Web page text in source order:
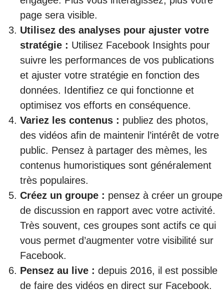
page sera visible.
Utilisez des analyses pour ajuster votre
stratégie : Utilisez Facebook Insights pour
suivre les performances de vos publications
et ajuster votre stratégie en fonction des
données. Identifiez ce qui fonctionne et
optimisez vos efforts en conséquence.
Variez les contenus : publiez des photos,
des vidéos afin de maintenir l’intérêt de votre
public. Pensez à partager des mèmes, les
contenus humoristiques sont généralement
très populaires.
Créez un groupe : pensez à créer un groupe
de discussion en rapport avec votre activité.
Très souvent, ces groupes sont actifs ce qui
vous permet d’augmenter votre visibilité sur
Facebook.
Pensez au live : depuis 2016, il est possible
de faire des vidéos en direct sur Facebook.